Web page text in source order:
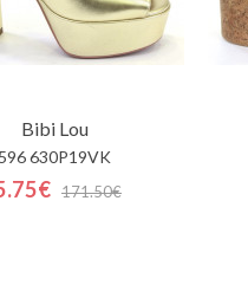
Bibi Lou
596 630P19VK
171.50€